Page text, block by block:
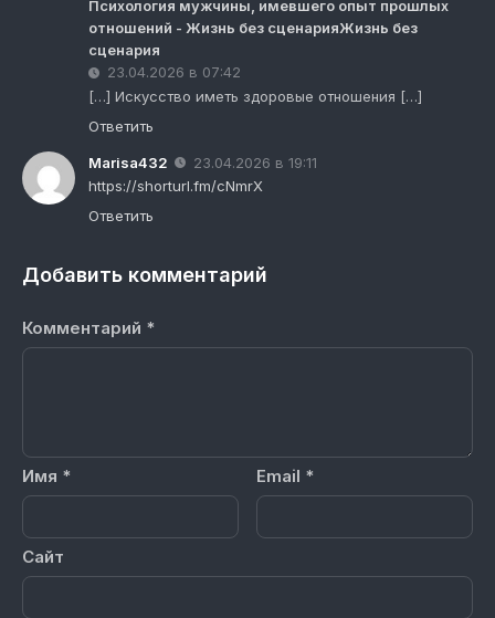
Психология мужчины, имевшего опыт прошлых
отношений - Жизнь без сценарияЖизнь без
сценария
23.04.2026 в 07:42
[…] Искусство иметь здоровые отношения […]
Ответить
Marisa432
23.04.2026 в 19:11
https://shorturl.fm/cNmrX
Ответить
Добавить комментарий
Комментарий *
Имя * Email *
Сайт